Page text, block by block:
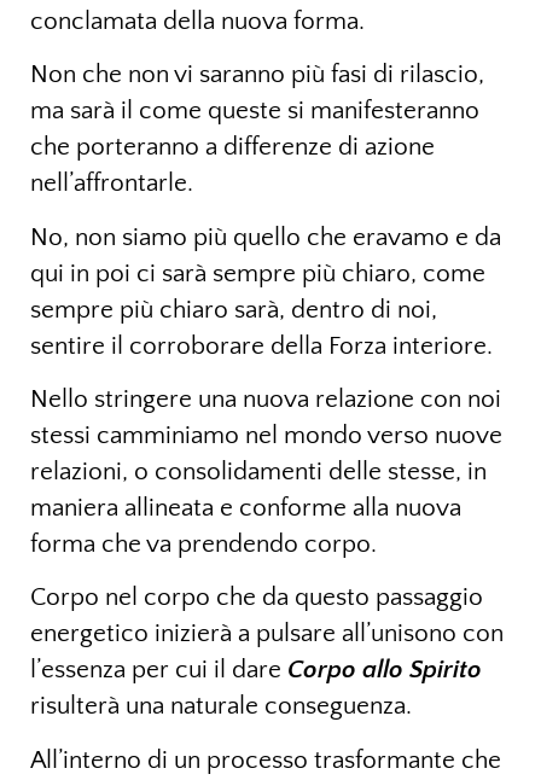
conclamata della nuova forma.
Non che non vi saranno più fasi di rilascio,
ma sarà il come queste si manifesteranno
che porteranno a differenze di azione
nell’affrontarle.
No, non siamo più quello che eravamo e da
qui in poi ci sarà sempre più chiaro, come
sempre più chiaro sarà, dentro di noi,
sentire il corroborare della Forza interiore.
Nello stringere una nuova relazione con noi
stessi camminiamo nel mondo verso nuove
relazioni, o consolidamenti delle stesse, in
maniera allineata e conforme alla nuova
forma che va prendendo corpo.
Corpo nel corpo che da questo passaggio
energetico inizierà a pulsare all’unisono con
l’essenza per cui il dare Corpo allo Spirito
risulterà una naturale conseguenza.
All’interno di un processo trasformante che